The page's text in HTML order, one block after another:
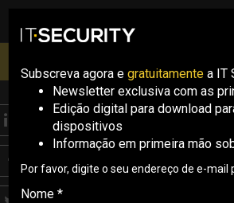
Inscrições abertas
OPINION
Anchor
IA: Dos dados
Subscreva agora e gratuitamente a IT
Newsletter exclusiva com as
Edição digital para download
dispositivos
Informação em primeira mão
Por favor, digite o seu endereço de e-mail
Nome *